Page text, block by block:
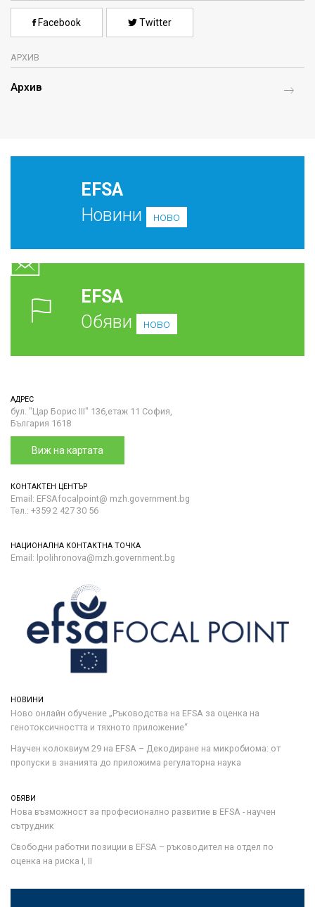
Facebook Twitter
АРХИВ
Архив
EFSA
Новини
ново
EFSA
Обяви
ново
АДРЕС
бул. "Цар Борис III" 136,етаж 11 София,
България 1618
Виж на картата
КОНТАКТЕН ЦЕНТЪР
Email: EFSAfocalpoint@ mzh.government.bg
Тел.: +359 2 427 30 56
НАЦИОНАЛНА КОНТАКТНА ТОЧКА
Email: lpolihronova@mzh.government.bg
НОВИНИ
Ново онлайн обучение „Ръководства на ЕFSA за оценка на
генотоксичността и тяхното приложение“
Научен колоквиум 29 на EFSA – Декодиране на микробиома: от
пропуски в знанията до приложима регулаторна наука
ОБЯВИ
Нова възможност за професионално развитие в EFSA - научен
сътрудник
Свободни работни позиции в EFSA – ръководител на отдел по
оценка на риска I, II